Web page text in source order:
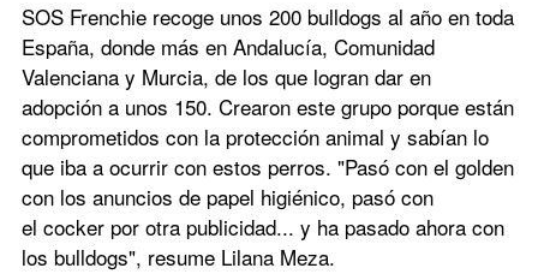
SOS Frenchie recoge unos 200 bulldogs al año en toda
España, donde más en Andalucía, Comunidad
Valenciana y Murcia, de los que logran dar en
adopción a unos 150. Crearon este grupo porque están
comprometidos con la protección animal y sabían lo
que iba a ocurrir con estos perros. "Pasó con el golden
con los anuncios de papel higiénico, pasó con
el cocker por otra publicidad... y ha pasado ahora con
los bulldogs", resume Lilana Meza.